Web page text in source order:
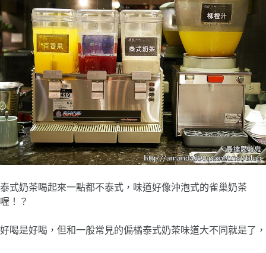
泰式奶茶喝起來一點都不泰式，味道好像沖泡式的雀巢奶茶
喔！？
好喝是好喝，但和一般常見的偏橘泰式奶茶味道大不同就是了，